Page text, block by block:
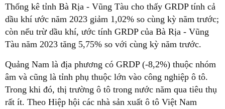
Thống kê tỉnh Bà Rịa - Vũng Tàu cho thấy GRDP tính cả
dầu khí ước năm 2023 giảm 1,02% so cùng kỳ năm trước;
còn nếu trừ dầu khí, ước tính GRDP của Bà Rịa - Vũng
Tàu năm 2023 tăng 5,75% so với cùng kỳ năm trước.
Quảng Nam là địa phương có GRDP (-8,2%) thuộc nhóm
âm và cũng là tỉnh phụ thuộc lớn vào công nghiệp ô tô.
Trong khi đó, thị trường ô tô trong nước năm qua tiêu thụ
rất ít. Theo Hiệp hội các nhà sản xuất ô tô Việt Nam